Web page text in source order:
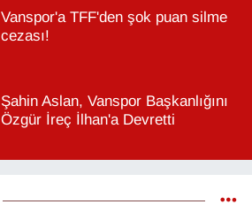
Vanspor'a TFF'den şok puan silme
cezası!
Şahin Aslan, Vanspor Başkanlığını
Özgür İreç İlhan'a Devretti